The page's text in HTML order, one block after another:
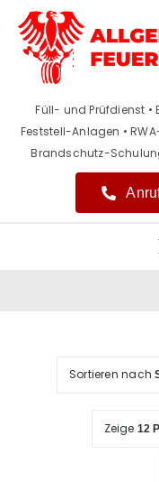
Inhalt
springen
Füll- und Prüfdienst •
Feststell-Anlagen •
Brandschutz-
Sortieren nach
Zeige 12